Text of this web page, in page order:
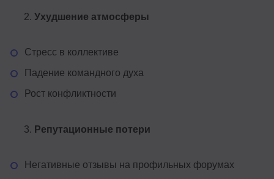
Ухудшение атмосферы
Стресс в коллективе
Падение командного духа
Рост конфликтности
Репутационные потери
Негативные отзывы на профильных форумах